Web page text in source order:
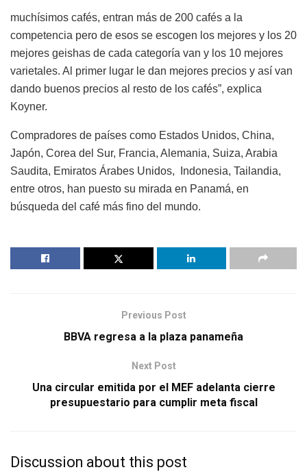
muchísimos cafés, entran más de 200 cafés a la
competencia pero de esos se escogen los mejores y los 20
mejores geishas de cada categoría van y los 10 mejores
varietales. Al primer lugar le dan mejores precios y así van
dando buenos precios al resto de los cafés”, explica
Koyner.
Compradores de países como Estados Unidos, China,
Japón, Corea del Sur, Francia, Alemania, Suiza, Arabia
Saudita, Emiratos Árabes Unidos, Indonesia, Tailandia,
entre otros, han puesto su mirada en Panamá, en
búsqueda del café más fino del mundo.
Previous Post
BBVA regresa a la plaza panameña
Next Post
Una circular emitida por el MEF adelanta cierre
presupuestario para cumplir meta fiscal
Discussion about this post